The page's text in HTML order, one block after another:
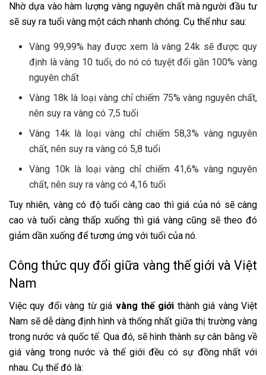
Nhờ dựa vào hàm lượng vàng nguyên chất mà người đầu tư
sẽ suy ra tuổi vàng một cách nhanh chóng. Cụ thể như sau:
Vàng 99,99% hay được xem là vàng 24k sẽ được quy
định là vàng 10 tuổi, do nó có tuyệt đối gần 100% vàng
nguyên chất
Vàng 18k là loại vàng chỉ chiếm 75% vàng nguyên chất,
nên suy ra vàng có 7,5 tuổi
Vàng 14k là loại vàng chỉ chiếm 58,3% vàng nguyên
chất, nên suy ra vàng có 5,8 tuổi
Vàng 10k là loại vàng chỉ chiếm 41,6% vàng nguyên
chất, nên suy ra vàng có 4,16 tuổi
Tuy nhiên, vàng có độ tuổi càng cao thì giá của nó sẽ càng
cao và tuổi càng thấp xuống thì giá vàng cũng sẽ theo đó
giảm dần xuống để tương ứng với tuổi của nó.
Công thức quy đổi giữa vàng thế giới và Việt
Nam
Việc quy đổi vàng từ giá vàng thế giới thành giá vàng Việt
Nam sẽ dễ dàng định hình và thống nhất giữa thị trường vàng
trong nước và quốc tế. Qua đó, sẽ hình thành sự cân bằng về
giá vàng trong nước và thế giới đều có sự đồng nhất với
nhau. Cụ thể đó là: